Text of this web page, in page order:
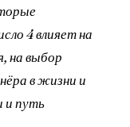
4 влияет на
на выбор
в жизни и
и путь